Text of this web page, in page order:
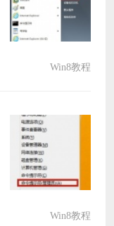
Win8教程
Win8教程